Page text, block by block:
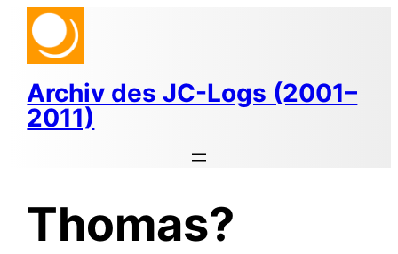
Zum
Inhalt
springen
Archiv des JC-Logs (2001–
2011)
Thomas?